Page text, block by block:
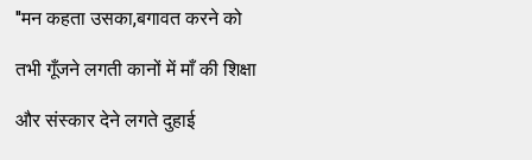
''मन कहता उसका,बगावत करने को
तभी गूँजने लगती कानों में माँ की शिक्षा
और संस्कार देने लगते दुहाई